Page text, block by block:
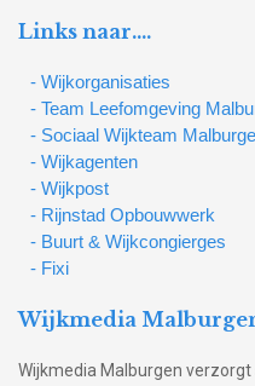
Links naar….
- Wijkorganisaties
- Team Leefomgeving
- Sociaal Wijkteam
- Wijkagenten
- Wijkpost
- Rijnstad Opbouwwerk
- Buurt & Wijkcongierges
- Fixi
Wijkmedia
Wijkmedia Malburgen